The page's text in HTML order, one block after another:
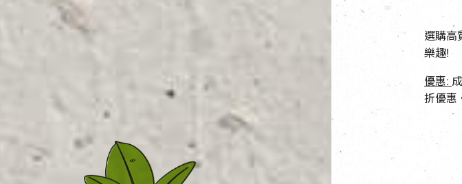
選購高
樂趣!
優惠:
折優惠